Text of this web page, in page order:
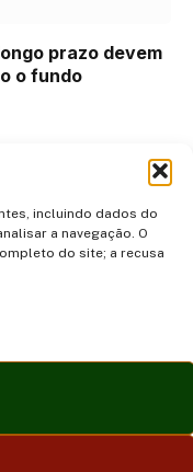
incluindo dados do
a navegação. O
do site; a recusa
prazo devem
o fundo